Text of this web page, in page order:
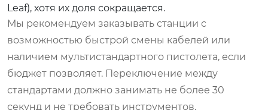
Leaf), хотя их доля сокращается.
Мы рекомендуем заказывать станции с
возможностью быстрой смены кабелей или
наличием мультистандартного пистолета, если
бюджет позволяет. Переключение между
стандартами должно занимать не более 30
секунд и не требовать инструментов.